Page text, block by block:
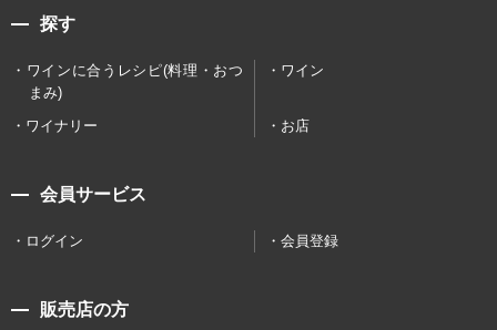
探す
ワインに合うレシピ(料理・おつ
まみ)
ワイン
ワイナリー お店
会員サービス
ログイン 会員登録
販売店の方